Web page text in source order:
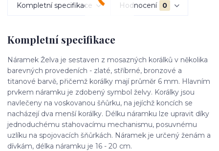
Kompletní specifikace Hodnocení 0
Kompletní specifikace
Náramek Želva je sestaven z mosazných korálků v několika
barevných provedeních - zlaté, stříbrné, bronzové a
titanové barvě, přičemž korálky mají průměr 6 mm. Hlavním
prvkem náramku je zdobený symbol želvy. Korálky jsou
navlečeny na voskovanou šňůrku, na jejíchž koncích se
nacházejí dva menší korálky. Délku náramku lze upravit díky
jednoduchému stahovacímu mechanismu, posuvnému
uzlíku na spojovacích šňůrkách. Náramek je určený ženám a
dívkám, délka náramku je 16 - 20 cm.